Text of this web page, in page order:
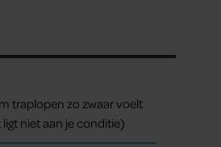
traplopen zo zwaar voelt
niet aan je conditie)